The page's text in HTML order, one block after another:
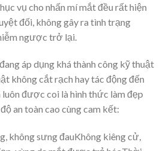
vụ cho nhấn mí mắt đều rất hiện
đối, không gây ra tình trạng
ngược trở lại.
áp dụng khá thành công kỹ thuật
không cắt rạch hay tác động đến
luôn được coi là hình thức làm đẹp
an toàn cao cùng cam kết:
không sưng đauKhông kiêng cử,